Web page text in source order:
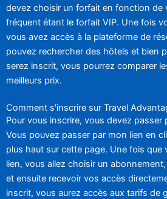
devez choisir un forfait en fonction de
fréquent étant le forfait VIP. Une fois
vous avez accès à la plateforme de
pouvez rechercher des hôtels et bien
serez inscrit, vous pourrez comparer
meilleurs prix.
Comment s'inscrire sur Travel
Pour vous inscrire, vous devez passer
Vous pouvez passer par mon lien en
plus haut sur cette page. Une fois que
lien, vous allez choisir un
et ensuite recevoir vos accès
inscrit, vous aurez accès aux tarifs de